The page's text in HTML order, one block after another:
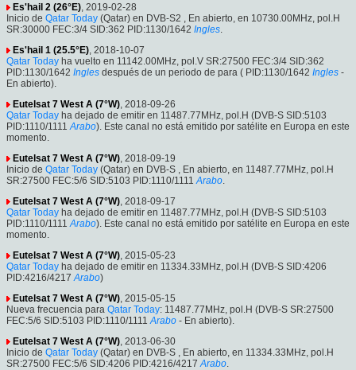
Es'hail 2 (26°E) , 2019-02-28
Inicio de Qatar Today (Qatar) en DVB-S2 , En abierto, en 10730.00MHz, pol.H
SR:30000 FEC:3/4 SID:362 PID:1130/1642 Ingles
Es'hail 1 (25.5°E) , 2018-10-07
Qatar Today ha vuelto en 11142.00MHz, pol.V SR:27500 FEC:3/4 SID:362
PID:1130/1642 Ingles después de un periodo de para ( PID:1130/1642 Ingles -
En abierto).
Eutelsat 7 West A (7°W) , 2018-09-26
Qatar Today ha dejado de emitir en 11487.77MHz, pol.H (DVB-S SID:5103
PID:1110/1111 Arabo). Este canal no está emitido por satélite en Europa en este
momento.
Eutelsat 7 West A (7°W) , 2018-09-19
Inicio de Qatar Today (Qatar) en DVB-S , En abierto, en 11487.77MHz, pol.H
SR:27500 FEC:5/6 SID:5103 PID:1110/1111 Arabo
Eutelsat 7 West A (7°W) , 2018-09-17
Qatar Today ha dejado de emitir en 11487.77MHz, pol.H (DVB-S SID:5103
PID:1110/1111 Arabo). Este canal no está emitido por satélite en Europa en este
momento.
Eutelsat 7 West A (7°W) , 2015-05-23
Qatar Today ha dejado de emitir en 11334.33MHz, pol.H (DVB-S SID:4206
PID:4216/4217 Arabo)
Eutelsat 7 West A (7°W) , 2015-05-15
Nueva frecuencia para Qatar Today: 11487.77MHz, pol.H (DVB-S SR:27500
FEC:5/6 SID:5103 PID:1110/1111 Arabo - En abierto).
Eutelsat 7 West A (7°W) , 2013-06-30
Inicio de Qatar Today (Qatar) en DVB-S , En abierto, en 11334.33MHz, pol.H
SR:27500 FEC:5/6 SID:4206 PID:4216/4217 Arabo